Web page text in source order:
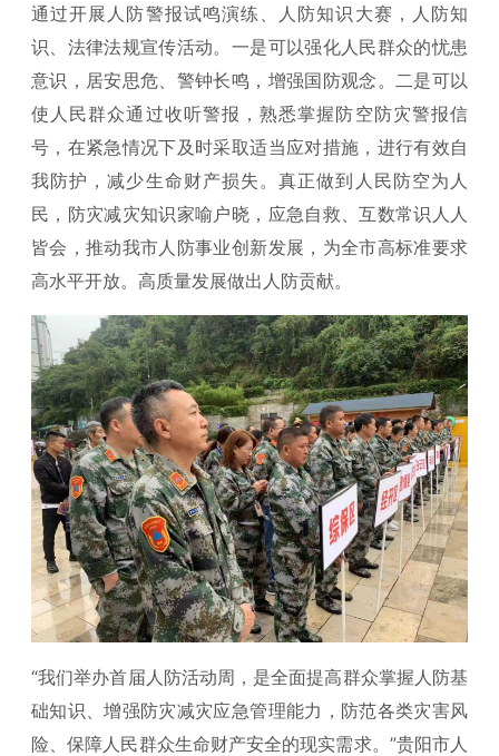
通过开展人防警报试鸣演练、人防知识大赛，人防知
识、法律法规宣传活动。一是可以强化人民群众的忧患
意识，居安思危、警钟长鸣，增强国防观念。二是可以
使人民群众通过收听警报，熟悉掌握防空防灾警报信
号，在紧急情况下及时采取适当应对措施，进行有效自
我防护，减少生命财产损失。真正做到人民防空为人
民，防灾减灾知识家喻户晓，应急自救、互数常识人人
皆会，推动我市人防事业创新发展，为全市高标准要求
高水平开放。高质量发展做出人防贡献。
“我们举办首届人防活动周，是全面提高群众掌握人防基
础知识、增强防灾减灾应急管理能力，防范各类灾害风
险、保障人民群众生命财产安全的现实需求。”贵阳市人